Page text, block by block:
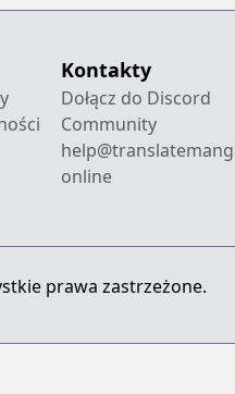
Kontakty
Dołącz do Discord
Community
online
prawa zastrzeżone.